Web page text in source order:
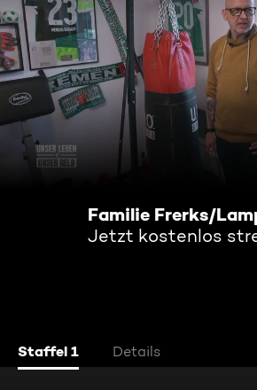
Familie Frerks/
Jetzt kostenlos
Staffel 1 Details